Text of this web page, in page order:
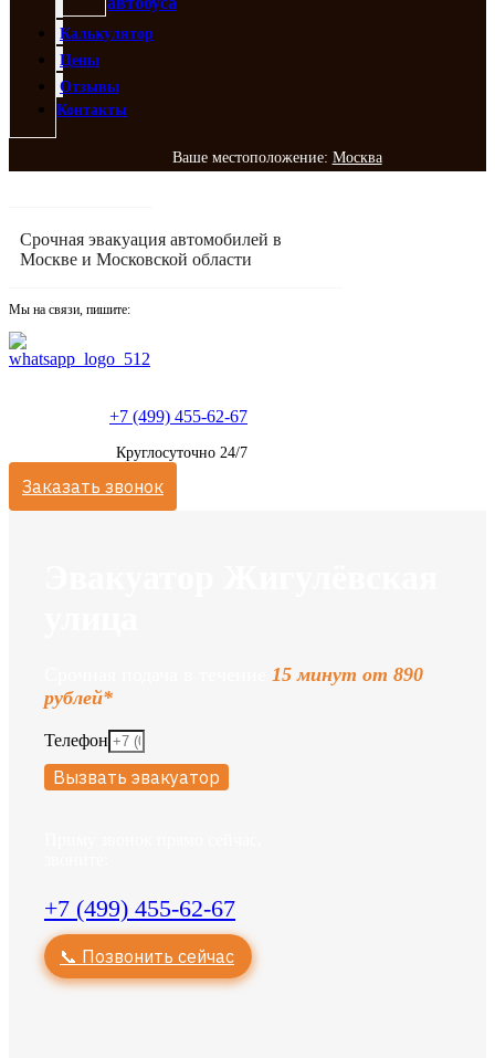
Калькулятор
Цены
Отзывы
Контакты
Ваше местоположение: Москва
Срочная эвакуация автомобилей в
Москве и Московской области
Мы на связи, пишите:
+7 (499) 455-62-67
Круглосуточно 24/7
Заказать звонок
15 минут от 890
рублей*
Телефон
Вызвать эвакуатор
+7 (499) 455-62-67
📞 Позвонить сейчас